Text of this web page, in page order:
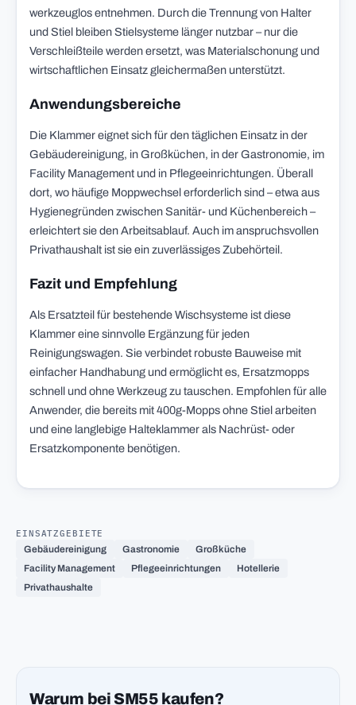
werkzeuglos entnehmen. Durch die Trennung von Halter
und Stiel bleiben Stielsysteme länger nutzbar – nur die
Verschleißteile werden ersetzt, was Materialschonung und
wirtschaftlichen Einsatz gleichermaßen unterstützt.
Anwendungsbereiche
Die Klammer eignet sich für den täglichen Einsatz in der
Gebäudereinigung, in Großküchen, in der Gastronomie, im
Facility Management und in Pflegeeinrichtungen. Überall
dort, wo häufige Moppwechsel erforderlich sind – etwa aus
Hygienegründen zwischen Sanitär- und Küchenbereich –
erleichtert sie den Arbeitsablauf. Auch im anspruchsvollen
Privathaushalt ist sie ein zuverlässiges Zubehörteil.
Fazit und Empfehlung
Als Ersatzteil für bestehende Wischsysteme ist diese
Klammer eine sinnvolle Ergänzung für jeden
Reinigungswagen. Sie verbindet robuste Bauweise mit
einfacher Handhabung und ermöglicht es, Ersatzmopps
schnell und ohne Werkzeug zu tauschen. Empfohlen für alle
Anwender, die bereits mit 400g-Mopps ohne Stiel arbeiten
und eine langlebige Halteklammer als Nachrüst- oder
Ersatzkomponente benötigen.
EINSATZGEBIETE
Gebäudereinigung
Gastronomie
Großküche
Facility Management
Pflegeeinrichtungen
Hotellerie
Privathaushalte
Warum bei SM55 kaufen?